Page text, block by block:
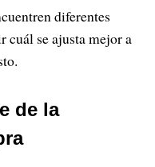
diferentes
cuál se ajusta mejor a
de la